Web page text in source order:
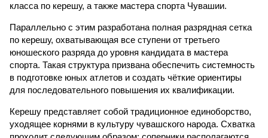
класса по керешу, а также мастера спорта Чувашии.
Параллельно с этим разработана полная разрядная сетка
по керешу, охватывающая все ступени от третьего
юношеского разряда до уровня кандидата в мастера
спорта. Такая структура призвана обеспечить системность
в подготовке юных атлетов и создать чёткие ориентиры
для последовательного повышения их квалификации.
Керешу представляет собой традиционное единоборство,
уходящее корнями в культуру чувашского народа. Схватка